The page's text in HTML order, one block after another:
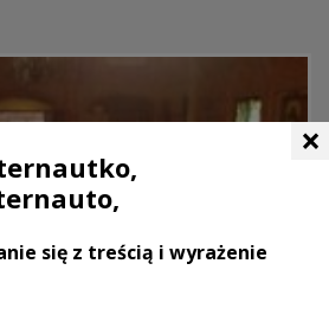
×
się z treścią i wyrażenie